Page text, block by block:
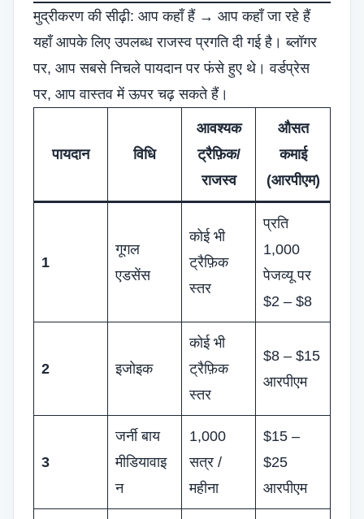
मुद्रीकरण की सीढ़ी: आप कहाँ हैं → आप कहाँ जा रहे हैं
यहाँ आपके लिए उपलब्ध राजस्व प्रगति दी गई है। ब्लॉगर
पर, आप सबसे निचले पायदान पर फंसे हुए थे। वर्डप्रेस
पर, आप वास्तव में ऊपर चढ़ सकते हैं।
पायदान विधि
आवश्यक
ट्रैफ़िक/
राजस्व
औसत
कमाई
(आरपीएम)
1
गूगल
एडसेंस
कोई भी
ट्रैफ़िक
स्तर
प्रति
1,000
पेजव्यू पर
$2 – $8
2 इजोइक
कोई भी
ट्रैफ़िक
स्तर
$8 – $15
आरपीएम
3
जर्नी बाय
मीडियावाइ
न
1,000
सत्र /
महीना
$15 –
$25
आरपीएम